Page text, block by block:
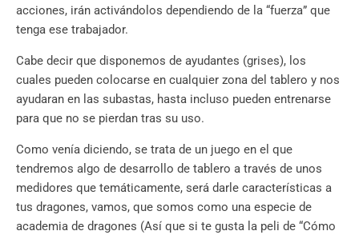
acciones, irán activándolos dependiendo de la “fuerza” que
tenga ese trabajador.
Cabe decir que disponemos de ayudantes (grises), los
cuales pueden colocarse en cualquier zona del tablero y nos
ayudaran en las subastas, hasta incluso pueden entrenarse
para que no se pierdan tras su uso.
Como venía diciendo, se trata de un juego en el que
tendremos algo de desarrollo de tablero a través de unos
medidores que temáticamente, será darle características a
tus dragones, vamos, que somos como una especie de
academia de dragones (Así que si te gusta la peli de “Cómo